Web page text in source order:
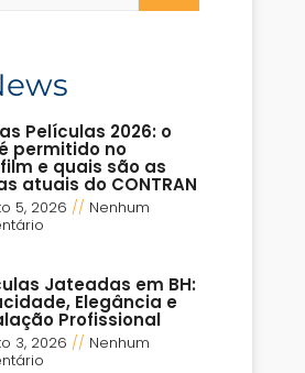
Películas 2026: o
permitido no
e quais são as
atuais do CONTRAN
5, 2026
Nenhum
Jateadas em BH:
Elegância e
Profissional
3, 2026
Nenhum